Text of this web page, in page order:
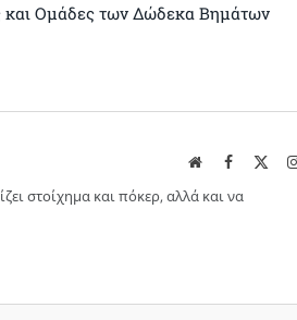
και Ομάδες των Δώδεκα Βημάτων
WebsiteFacebook
X
στοίχημα και πόκερ, αλλά και να